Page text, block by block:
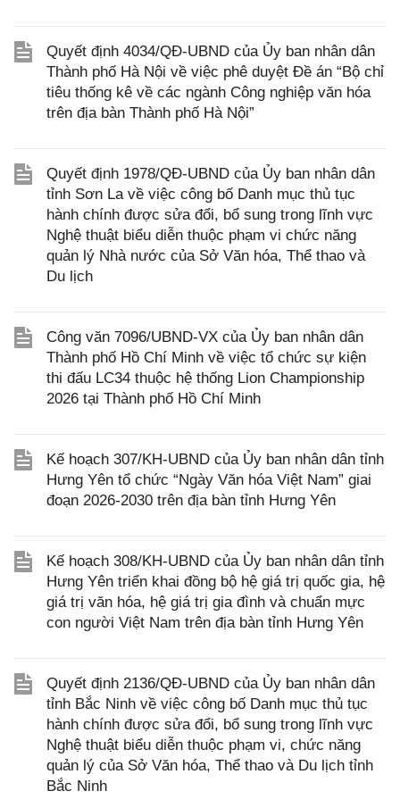
Quyết định 4034/QĐ-UBND của Ủy ban nhân dân
Thành phố Hà Nội về việc phê duyệt Đề án “Bộ chỉ
tiêu thống kê về các ngành Công nghiệp văn hóa
trên địa bàn Thành phố Hà Nội”
Quyết định 1978/QĐ-UBND của Ủy ban nhân dân
tỉnh Sơn La về việc công bố Danh mục thủ tục
hành chính được sửa đổi, bổ sung trong lĩnh vực
Nghệ thuật biểu diễn thuộc phạm vi chức năng
quản lý Nhà nước của Sở Văn hóa, Thể thao và
Du lịch
Công văn 7096/UBND-VX của Ủy ban nhân dân
Thành phố Hồ Chí Minh về việc tổ chức sự kiện
thi đấu LC34 thuộc hệ thống Lion Championship
2026 tại Thành phố Hồ Chí Minh
Kế hoạch 307/KH-UBND của Ủy ban nhân dân tỉnh
Hưng Yên tổ chức “Ngày Văn hóa Việt Nam” giai
đoạn 2026-2030 trên địa bàn tỉnh Hưng Yên
Kế hoạch 308/KH-UBND của Ủy ban nhân dân tỉnh
Hưng Yên triển khai đồng bộ hệ giá trị quốc gia, hệ
giá trị văn hóa, hệ giá trị gia đình và chuẩn mực
con người Việt Nam trên địa bàn tỉnh Hưng Yên
Quyết định 2136/QĐ-UBND của Ủy ban nhân dân
tỉnh Bắc Ninh về việc công bố Danh mục thủ tục
hành chính được sửa đổi, bổ sung trong lĩnh vực
Nghệ thuật biểu diễn thuộc phạm vi, chức năng
quản lý của Sở Văn hóa, Thể thao và Du lịch tỉnh
Bắc Ninh